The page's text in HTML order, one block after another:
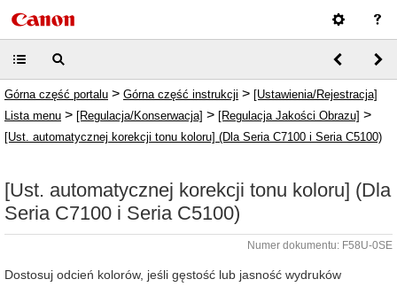
Górna część portalu > Górna część instrukcji > [Ustawienia/Rejestracja]
Lista menu > [Regulacja/Konserwacja] > [Regulacja Jakości Obrazu] >
[Ust. automatycznej korekcji tonu koloru] (Dla Seria C7100 i Seria C5100)
[Ust. automatycznej korekcji tonu koloru] (Dla
Seria C7100 i Seria C5100)
Numer dokumentu: F58U-0SE
Dostosuj odcień kolorów, jeśli gęstość lub jasność wydruków